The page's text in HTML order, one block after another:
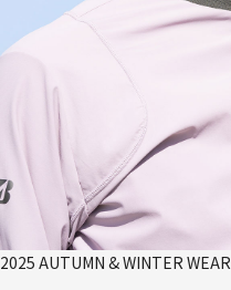
2025 AUTUMN & WINTER